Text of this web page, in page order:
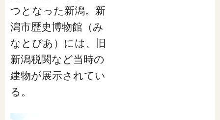
つとなった新潟。新
潟市歴史博物館（み
なとぴあ）には、旧
新潟税関など当時の
建物が展示されてい
る。